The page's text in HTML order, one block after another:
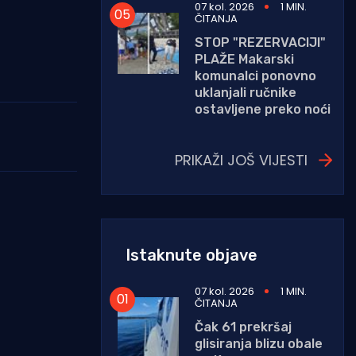
07 kol. 2026 1 MIN.
ČITANJA
STOP "REZERVACIJI"
PLAŽE Makarski
komunalci ponovno
uklanjali ručnike
ostavljene preko noći
PRIKAŽI JOŠ VIJESTI
Istaknute objave
07 kol. 2026 1 MIN.
ČITANJA
Čak 61 prekršaj
glisiranja blizu obale